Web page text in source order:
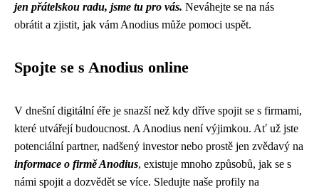
jen přátelskou radu, jsme tu pro vás. Neváhejte se na nás
obrátit a zjistit, jak vám Anodius může pomoci uspět.
Spojte se s Anodius online
V dnešní digitální éře je snazší než kdy dříve spojit se s firmami,
které utvářejí budoucnost. A Anodius není výjimkou. Ať už jste
potenciální partner, nadšený investor nebo prostě jen zvědavý na
informace o firmě Anodius, existuje mnoho způsobů, jak se s
námi spojit a dozvědět se více. Sledujte naše profily na